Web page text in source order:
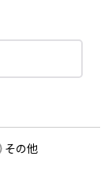
その他